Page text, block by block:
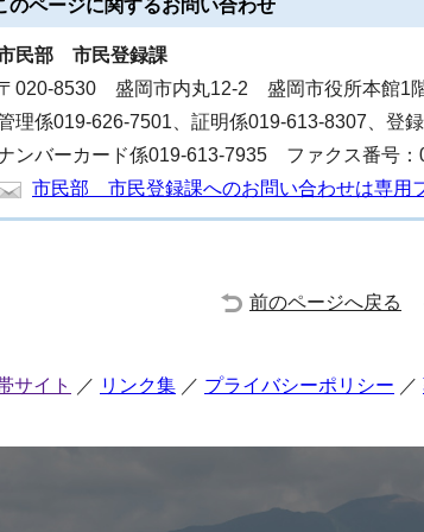
のページに関するお問い合わせ
民部 市民登録課
020-8530 盛岡市内丸12-2 盛岡市役所本館1
理係019-626-7501、証明係019-613-8307、登
ンバーカード係019-613-7935 ファクス番号：
市民部 市民登録課へのお問い合わせは専用
前のページへ戻る
サイト リンク集 プライバシーポリシー